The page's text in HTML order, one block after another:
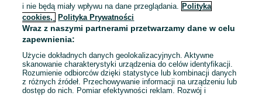
Bitmat akustyczne panele na
ścianę gąbkowe trapezy
Marki
Odświeżono dnia 04 sierpnia 2026
i nie będą miały wpływu na dane przeglądania. Polityka
cookies,
Polityka Prywatności
Wraz z naszymi partnerami przetwarzamy dane w celu
zapewnienia:
Użycie dokładnych danych geolokalizacyjnych. Aktywne
skanowanie charakterystyki urządzenia do celów identyfikacji.
Rozumienie odbiorców dzięki statystyce lub kombinacji danych
z różnych źródeł. Przechowywanie informacji na urządzeniu lub
dostęp do nich. Pomiar efektywności reklam. Rozwój i